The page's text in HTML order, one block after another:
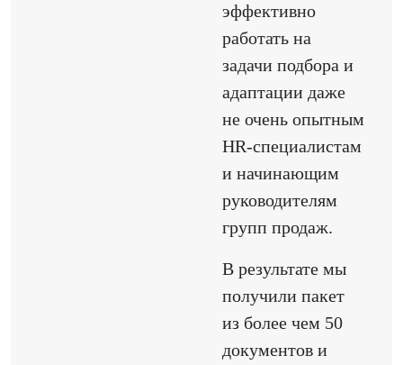
эффективно
работать на
задачи подбора и
адаптации даже
не очень опытным
HR-специалистам
и начинающим
руководителям
групп продаж.
В результате мы
получили пакет
из более чем 50
документов и